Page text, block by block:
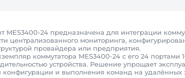
MES3400-24 предназначена для интеграции
централизованного мониторинга,
провайдера или предприятия.
коммутатора MES3400-24 с его 24
устройства. Решение упрощает
конфигурации и выполнения команд на удалённых